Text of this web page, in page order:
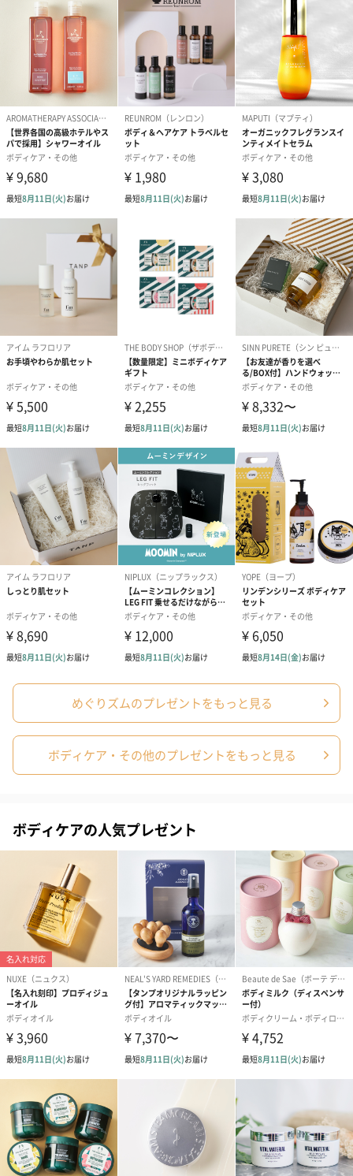
ラッピング
ギフトラッピングを施してお届けいたします。
コットン巾着 【誕生
日】（グレー）M（550
コットン巾着 【誕生
日】（スモーキーピン
コットン巾着
とう】 M（
包装紙
ラッピングを施してお届けいたします。
ゴールド（390円） ピンク（390円） グリーン（
生花
生花のブーケを同梱します。
※9-15時にご注文いただく場合、最短のお届け可能日が通常より
も1日遅くなります。
シーズンブーケ（ひま
ブーケ（ホワイトグリ
ブーケ（ピン
自然のお花で作ったドライフラワー・プリザーブドフラワーを同
梱します。
一部花材が写真と異なる場合がございます。予めご了承くださ
い。パッケージに入れてお届けします。
（2,580円）
（2,580円）
ぬいぐるみ
めぐりズムのプレゼントをもっと見る
ボディケア・その他のプレゼントをもっと見る
ボディケアの人気プレゼント